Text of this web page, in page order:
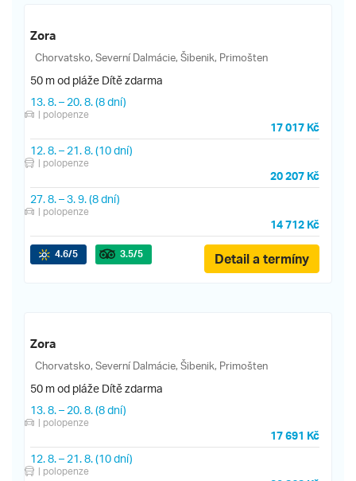
Zora
Chorvatsko, Severní Dalmácie, Šibenik, Primošten
50 m od pláže Dítě zdarma
13. 8.– 20. 8.(8 dní)
| polopenze
17 017 Kč
12. 8.– 21. 8.(10 dní)
| polopenze
20 207 Kč
27. 8.–3. 9.(8 dní)
| polopenze
14 712 Kč
4.6/5 3.5/5 Detail a termíny
Zora
Chorvatsko, Severní Dalmácie, Šibenik, Primošten
50 m od pláže Dítě zdarma
13. 8.– 20. 8.(8 dní)
| polopenze
17 691 Kč
12. 8.– 21. 8.(10 dní)
| polopenze